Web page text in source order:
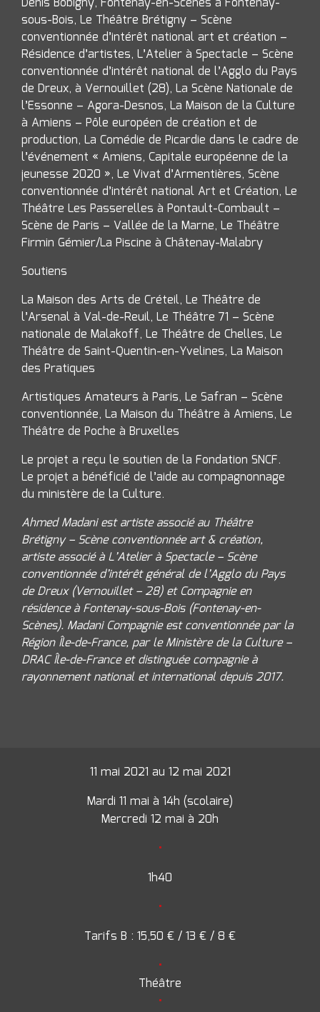
sous-Bois, Le Théâtre Brétigny – Scène
conventionnée d’intérêt national art et création –
Résidence d’artistes, L’Atelier à Spectacle – Scène
conventionnée d’intérêt national de l’Agglo du Pays
de Dreux, à Vernouillet (28), La Scène Nationale de
l’Essonne – Agora-Desnos, La Maison de la Culture
à Amiens – Pôle européen de création et de
production, La Comédie de Picardie dans le cadre de
l’événement « Amiens, Capitale européenne de la
jeunesse 2020 », Le Vivat d’Armentières, Scène
conventionnée d’intérêt national Art et Création, Le
Théâtre Les Passerelles à Pontault-Combault –
Scène de Paris – Vallée de la Marne, Le Théâtre
Firmin Gémier/La Piscine à Châtenay-Malabry
Soutiens
La Maison des Arts de Créteil, Le Théâtre de
l’Arsenal à Val-de-Reuil, Le Théâtre 71 – Scène
nationale de Malakoff, Le Théâtre de Chelles, Le
Théâtre de Saint-Quentin-en-Yvelines, La Maison
des Pratiques
Artistiques Amateurs à Paris, Le Safran – Scène
conventionnée, La Maison du Théâtre à Amiens, Le
Théâtre de Poche à Bruxelles
Le projet a reçu le soutien de la Fondation SNCF.
Le projet a bénéficié de l’aide au compagnonnage
du ministère de la Culture.
Ahmed Madani est artiste associé au Théâtre
Brétigny – Scène conventionnée art & création,
artiste associé à L’Atelier à Spectacle – Scène
conventionnée d’intérêt général de l’Agglo du Pays
de Dreux (Vernouillet – 28) et Compagnie en
résidence à Fontenay-sous-Bois (Fontenay-en-
Scènes). Madani Compagnie est conventionnée par la
Région Île-de-France, par le Ministère de la Culture –
DRAC Île-de-France et distinguée compagnie à
rayonnement national et international depuis 2017.
11 mai 2021 au 12 mai 2021
Mardi 11 mai à 14h (scolaire)
Mercredi 12 mai à 20h
•
1h40
•
Tarifs B : 15,50 € / 13 € / 8 €
•
Théâtre
•